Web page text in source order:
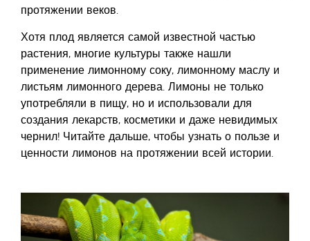
протяжении веков.
Хотя плод является самой известной частью
растения, многие культуры также нашли
применение лимонному соку, лимонному маслу и
листьям лимонного дерева. Лимоны не только
употребляли в пищу, но и использовали для
создания лекарств, косметики и даже невидимых
чернил! Читайте дальше, чтобы узнать о пользе и
ценности лимонов на протяжении всей истории.